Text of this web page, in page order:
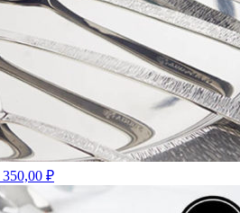
350,00 ₽